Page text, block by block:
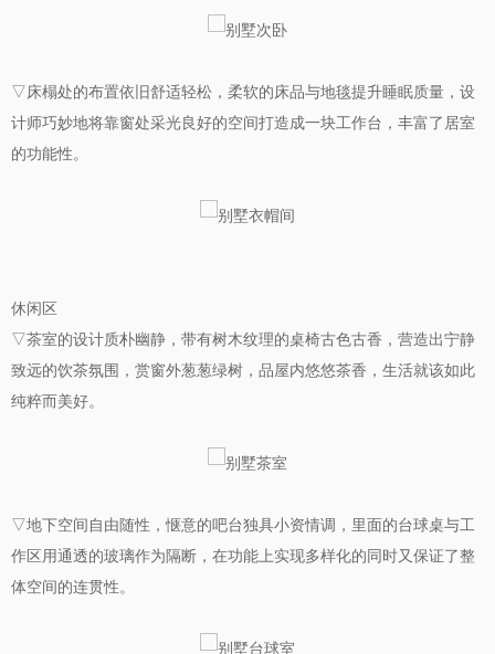
▽床榻处的布置依旧舒适轻松，柔软的床品与地毯提升睡眠质量，设
计师巧妙地将靠窗处采光良好的空间打造成一块工作台，丰富了居室
的功能性。
休闲区
▽茶室的设计质朴幽静，带有树木纹理的桌椅古色古香，营造出宁静
致远的饮茶氛围，赏窗外葱葱绿树，品屋内悠悠茶香，生活就该如此
纯粹而美好。
▽地下空间自由随性，惬意的吧台独具小资情调，里面的台球桌与工
作区用通透的玻璃作为隔断，在功能上实现多样化的同时又保证了整
体空间的连贯性。